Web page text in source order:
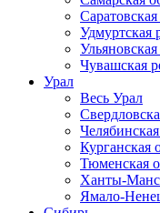
Саратовская
Удмуртская
Ульяновская
Чувашская
Урал
Весь Урал
Курганская
Тюменская
Ханты-
Ямало-